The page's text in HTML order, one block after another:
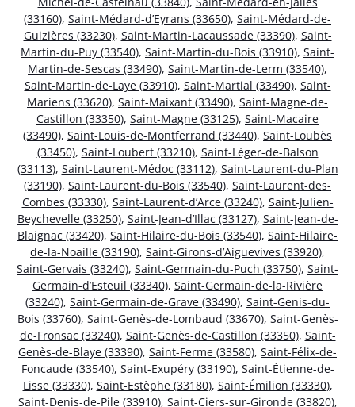
(33160), Saint-Médard-d’Eyrans (33650), Saint-Médard-de-
Guizières (33230), Saint-Martin-Lacaussade (33390), Saint-
Martin-du-Puy (33540), Saint-Martin-du-Bois (33910), Saint-
Martin-de-Sescas (33490), Saint-Martin-de-Lerm (33540),
Saint-Martin-de-Laye (33910), Saint-Martial (33490), Saint-
Mariens (33620), Saint-Maixant (33490), Saint-Magne-de-
Castillon (33350), Saint-Magne (33125), Saint-Macaire
(33490), Saint-Louis-de-Montferrand (33440), Saint-Loubès
(33450), Saint-Loubert (33210), Saint-Léger-de-Balson
(33113), Saint-Laurent-Médoc (33112), Saint-Laurent-du-Plan
(33190), Saint-Laurent-du-Bois (33540), Saint-Laurent-des-
Combes (33330), Saint-Laurent-d’Arce (33240), Saint-Julien-
Beychevelle (33250), Saint-Jean-d’Illac (33127), Saint-Jean-de-
Blaignac (33420), Saint-Hilaire-du-Bois (33540), Saint-Hilaire-
de-la-Noaille (33190), Saint-Girons-d’Aiguevives (33920),
Saint-Gervais (33240), Saint-Germain-du-Puch (33750), Saint-
Germain-d’Esteuil (33340), Saint-Germain-de-la-Rivière
(33240), Saint-Germain-de-Grave (33490), Saint-Genis-du-
Bois (33760), Saint-Genès-de-Lombaud (33670), Saint-Genès-
de-Fronsac (33240), Saint-Genès-de-Castillon (33350), Saint-
Genès-de-Blaye (33390), Saint-Ferme (33580), Saint-Félix-de-
Foncaude (33540), Saint-Exupéry (33190), Saint-Étienne-de-
Lisse (33330), Saint-Estèphe (33180), Saint-Émilion (33330),
Saint-Denis-de-Pile (33910), Saint-Ciers-sur-Gironde (33820),